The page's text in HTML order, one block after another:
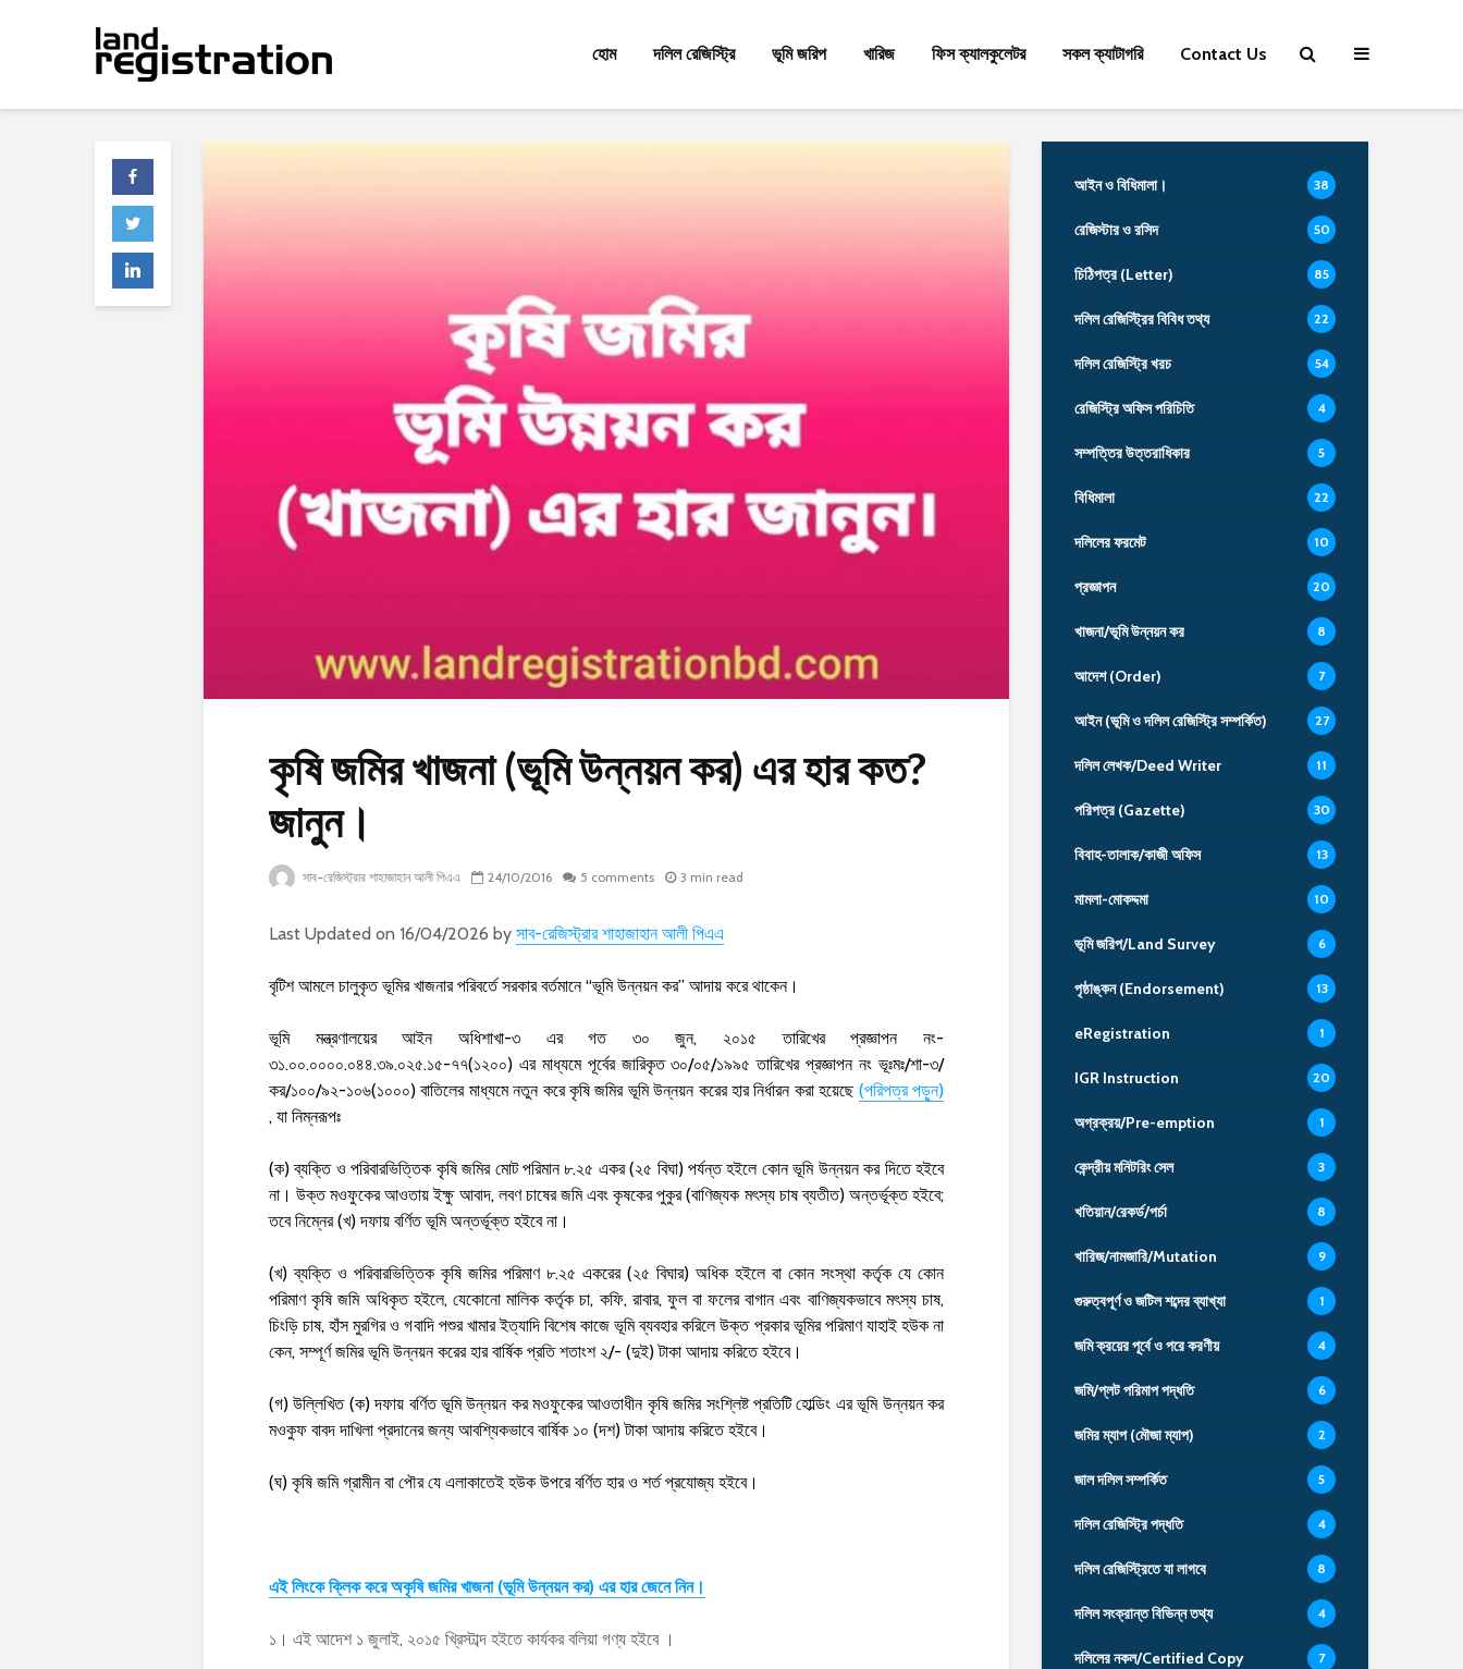
হোম দলিল রেজিস্ট্রি ভূমি জরিপ খারিজ ফিস ক্যালকুলেটর সকল ক্যাটাগরি Contact Us
কৃষি জমির খাজনা (ভূমি উন্নয়ন কর) এর হার কত?
জানুন।
সাব-রেজিস্ট্রার শাহাজাহান আলী পিএএ 24/10/2016 5 comments 3 min read
Last Updated on 16/04/2026 by সাব-রেজিস্ট্রার শাহাজাহান আলী পিএএ
বৃটিশ আমলে চালুকৃত ভূমির খাজনার পরিবর্তে সরকার বর্তমানে “ভূমি উন্নয়ন কর” আদায় করে থাকেন।
ভূমি মন্ত্রণালয়ের আইন অধিশাখা-৩ এর গত ৩০ জুন, ২০১৫ তারিখের প্রজ্ঞাপন নং-
৩১.০০.০০০০.০৪৪.৩৯.০২৫.১৫-৭৭(১২০০) এর মাধ্যমে পূর্বের জারিকৃত ৩০/০৫/১৯৯৫ তারিখের প্রজ্ঞাপন নং ভূঃমঃ/শা-৩/
কর/১০০/৯২-১০৬(১০০০) বাতিলের মাধ্যমে নতুন করে কৃষি জমির ভূমি উন্নয়ন করের হার নির্ধারন করা হয়েছে (পরিপত্র পড়ুন)
, যা নিম্নরূপঃ
(ক) ব্যক্তি ও পরিবারভিত্তিক কৃষি জমির মোট পরিমান ৮.২৫ একর (২৫ বিঘা) পর্যন্ত হইলে কোন ভূমি উন্নয়ন কর দিতে হইবে
না। উক্ত মওফুকের আওতায় ইক্ষু আবাদ, লবণ চাষের জমি এবং কৃষকের পুকুর (বাণিজ্যক মৎস্য চাষ ব্যতীত) অন্তর্ভূক্ত হইবে;
তবে নিম্নের (খ) দফায় বর্ণিত ভূমি অন্তর্ভূক্ত হইবে না।
(খ) ব্যক্তি ও পরিবারভিত্তিক কৃষি জমির পরিমাণ ৮.২৫ একরের (২৫ বিঘার) অধিক হইলে বা কোন সংস্থা কর্তৃক যে কোন
পরিমাণ কৃষি জমি অধিকৃত হইলে, যেকোনো মালিক কর্তৃক চা, কফি, রাবার, ফুল বা ফলের বাগান এবং বাণিজ্যকভাবে মৎস্য চাষ,
চিংড়ি চাষ, হাঁস মুরগির ও গবাদি পশুর খামার ইত্যাদি বিশেষ কাজে ভূমি ব্যবহার করিলে উক্ত প্রকার ভূমির পরিমাণ যাহাই হউক না
কেন, সম্পূর্ণ জমির ভূমি উন্নয়ন করের হার বার্ষিক প্রতি শতাংশ ২/- (দুই) টাকা আদায় করিতে হইবে।
(গ) উল্লিখিত (ক) দফায় বর্ণিত ভূমি উন্নয়ন কর মওফুকের আওতাধীন কৃষি জমির সংশ্লিষ্ট প্রতিটি হোল্ডিং এর ভূমি উন্নয়ন কর
মওকুফ বাবদ দাখিলা প্রদানের জন্য আবশ্যিকভাবে বার্ষিক ১০ (দশ) টাকা আদায় করিতে হইবে।
(ঘ) কৃষি জমি গ্রামীন বা পৌর যে এলাকাতেই হউক উপরে বর্ণিত হার ও শর্ত প্রযোজ্য হইবে।
এই লিংকে ক্লিক করে অকৃষি জমির খাজনা (ভূমি উন্নয়ন কর) এর হার জেনে নিন।
১। এই আদেশ ১ জুলাই, ২০১৫ খ্রিস্টাব্দ হইতে কার্যকর বলিয়া গণ্য হইবে ।
আইন ও বিধিমালা। 38
রেজিস্টার ও রসিদ 50
চিঠিপত্র (Letter) 85
দলিল রেজিস্ট্রির বিবিধ তথ্য 22
দলিল রেজিস্ট্রি খরচ 54
রেজিস্ট্রি অফিস পরিচিতি 4
সম্পত্তির উত্তরাধিকার 5
বিধিমালা 22
দলিলের ফরমেট 10
প্রজ্ঞাপন 20
খাজনা/ভূমি উন্নয়ন কর 8
আদেশ (Order) 7
আইন (ভূমি ও দলিল রেজিস্ট্রি সম্পর্কিত) 27
দলিল লেখক/Deed Writer 11
পরিপত্র (Gazette) 30
বিবাহ-তালাক/কাজী অফিস 13
মামলা-মোকদ্দমা 10
ভূমি জরিপ/Land Survey 6
পৃষ্ঠাঙ্কন (Endorsement) 13
eRegistration 1
IGR Instruction 20
অগ্রক্রয়/Pre-emption 1
কেন্দ্রীয় মনিটরিং সেল 3
খতিয়ান/রেকর্ড/পর্চা 8
খারিজ/নামজারি/Mutation 9
গুরুত্বপূর্ণ ও জটিল শব্দের ব্যাখ্যা 1
জমি ক্রয়ের পূর্বে ও পরে করণীয় 4
জমি/প্লট পরিমাপ পদ্ধতি 6
জমির ম্যাপ (মৌজা ম্যাপ) 2
জাল দলিল সম্পর্কিত 5
দলিল রেজিস্ট্রি পদ্ধতি 4
দলিল রেজিস্ট্রিতে যা লাগবে 8
দলিল সংক্রান্ত বিভিন্ন তথ্য 4
দলিলের নকল/Certified Copy 7